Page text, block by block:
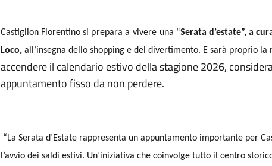
Castiglion Fiorentino si prepara a vivere una “Serata d’estate”, a
Loco,all’insegna dello shopping e del divertimento. E sarà proprio la
accendere il calendario estivo della stagione 2026,
appuntamento fisso da non perdere.
“La Serata d’Estate rappresenta un appuntamento importante per
l’avvio dei saldi estivi. Un’iniziativa che coinvolge tutto il centro